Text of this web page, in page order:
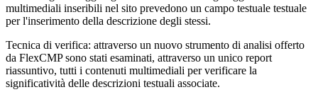
multimediali inseribili nel sito prevedono un campo testuale testuale
per l'inserimento della descrizione degli stessi.
Tecnica di verifica: attraverso un nuovo strumento di analisi offerto
da FlexCMP sono stati esaminati, attraverso un unico report
riassuntivo, tutti i contenuti multimediali per verificare la
significatività delle descrizioni testuali associate.